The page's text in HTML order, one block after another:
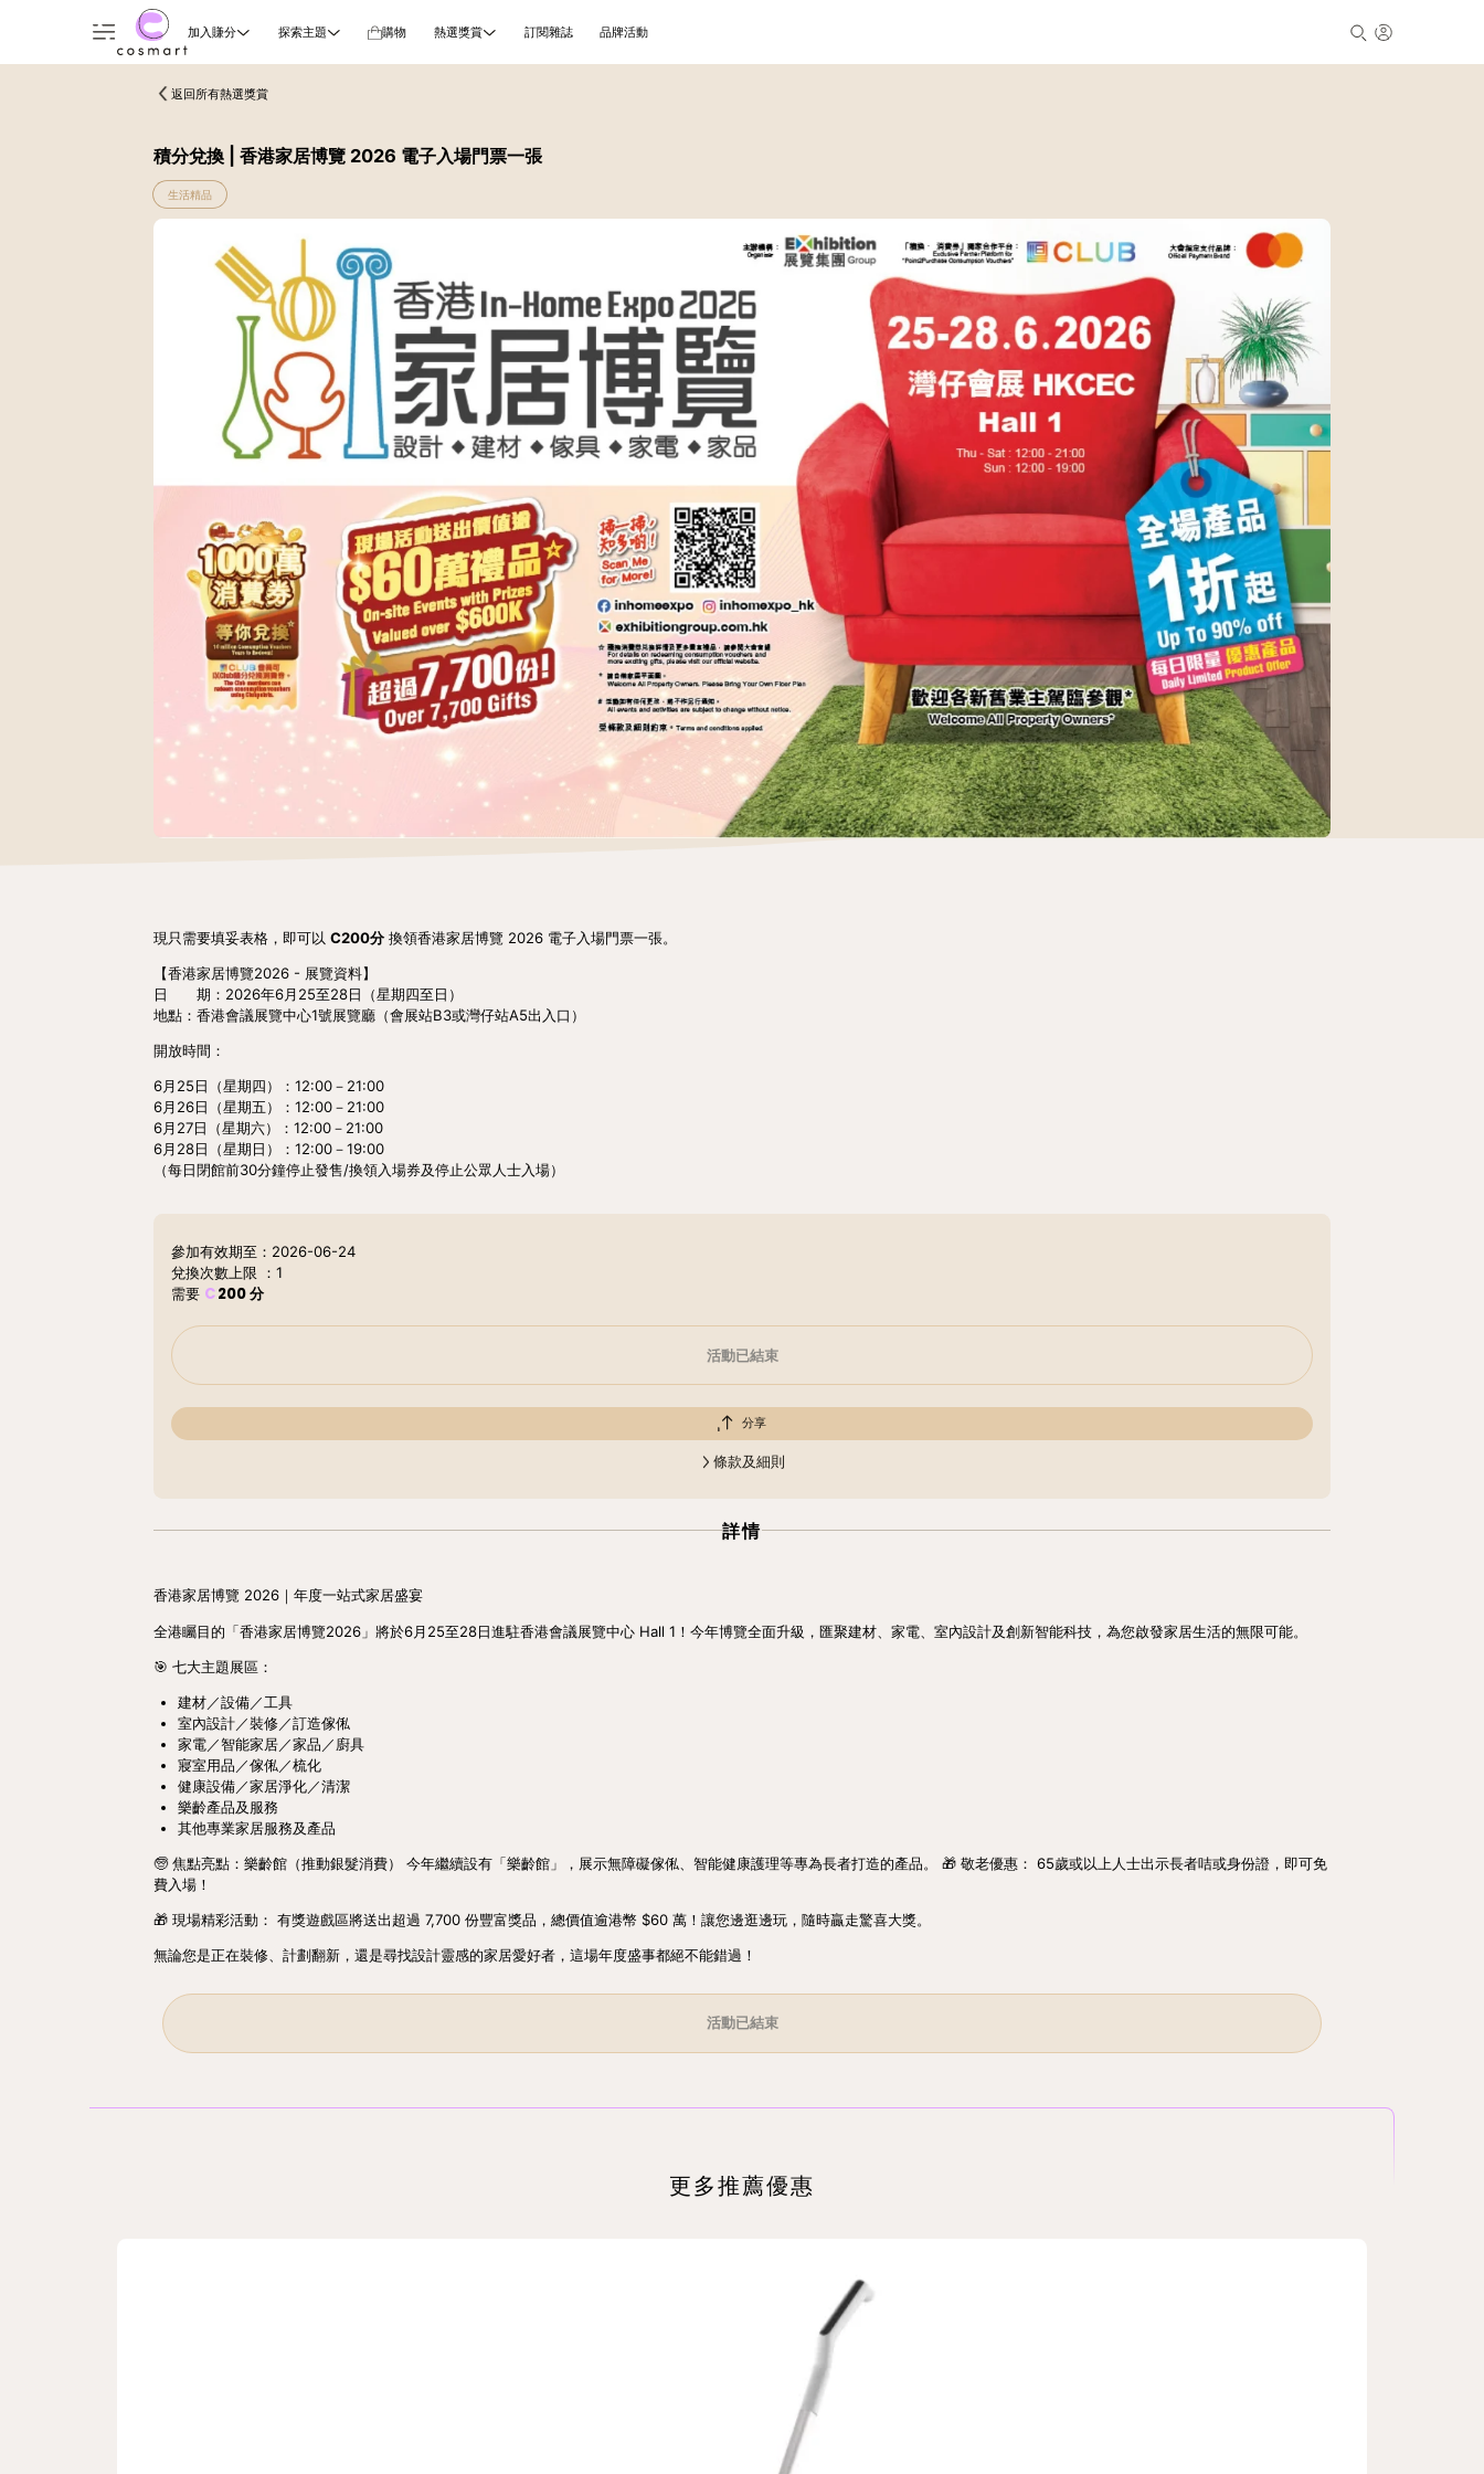
加入賺分 探索主題 購物 熱選獎賞 訂閱雜誌 品牌活動
返回所有熱選獎賞
積分兌換 | 香港家居博覽 2026 電子入場門票一張
生活精品
參加有效期至：2026-06-24
兌換次數上限
：1
需要 C200分
活動已結束
分享
條款及細則
現只需要填妥表格，即可以 C200分換領香港家居博覽 2026 電子入場門票一張。
【香港家居博覽2026 - 展覽資料】
日 期：2026年6月25至28日（星期四至日）
地點：香港會議展覽中心1號展覽廳（會展站B3或灣仔站A5出入口）
開放時間：
6月25日（星期四）：12:00－21:00
6月26日（星期五）：12:00－21:00
6月27日（星期六）：12:00－21:00
6月28日（星期日）：12:00－19:00
（每日閉館前30分鐘停止發售/換領入場券及停止公眾人士入場）
詳情
香港家居博覽 2026｜年度一站式家居盛宴
全港矚目的「香港家居博覽2026」將於6月25至28日進駐香港會議展覽中心 Hall 1！今年博覽全面升級，匯聚建材、家電、室內設計及創新智能科技，為您啟發家居生活的無限可能。
🎯 七大主題展區：
建材／設備／工具
室內設計／裝修／訂造傢俬
家電／智能家居／家品／廚具
寢室用品／傢俬／梳化
健康設備／家居淨化／清潔
樂齡產品及服務
其他專業家居服務及產品
🧓 焦點亮點：樂齡館（推動銀髮消費） 今年繼續設有「樂齡館」，展示無障礙傢俬、智能健康護理等專為長者打造的產品。 🎁 敬老優惠： 65歲或以上人士出示長者咭或身份證，即可免
費入場！
🎁 現場精彩活動： 有獎遊戲區將送出超過 7,700 份豐富獎品，總價值逾港幣 $60 萬！讓您邊逛邊玩，隨時贏走驚喜大獎。
無論您是正在裝修、計劃翻新，還是尋找設計靈感的家居愛好者，這場年度盛事都絕不能錯過！
活動已結束
更多推薦優惠